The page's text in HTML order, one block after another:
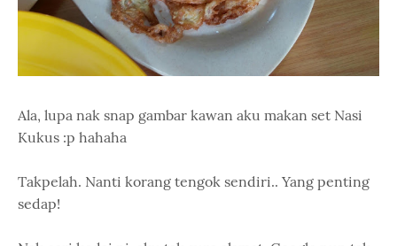
Ala, lupa nak snap gambar kawan aku makan set Nasi
Kukus :p hahaha
Takpelah. Nanti korang tengok sendiri.. Yang penting
sedap!